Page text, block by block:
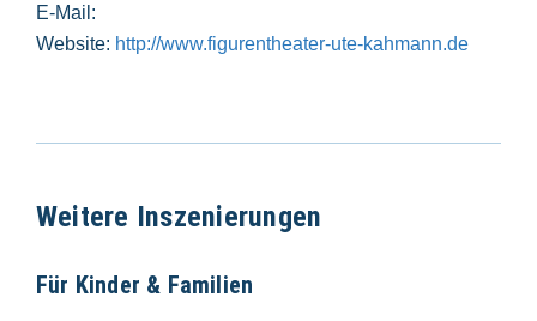
E-Mail:
Website: http://www.figurentheater-ute-kahmann.de
Weitere Inszenierungen
Für Kinder & Familien